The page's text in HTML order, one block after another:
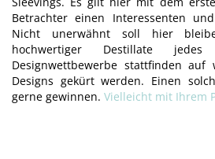
Betrachter einen Interessenten
Nicht unerwähnt soll hier
hochwertiger Destillate
Designwettbewerbe stattfinden auf
Designs gekürt werden. Einen
gerne gewinnen. Vielleicht mit Ihrem